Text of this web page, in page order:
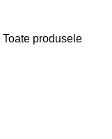
Toate produsele